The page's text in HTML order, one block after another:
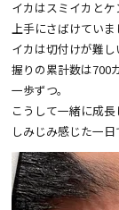
イカはスミイカと
上手にさばけていま
イカは切付けが難し
握りの累計数は700
一歩ずつ。
こうして一緒に成
しみじみ感じた一日